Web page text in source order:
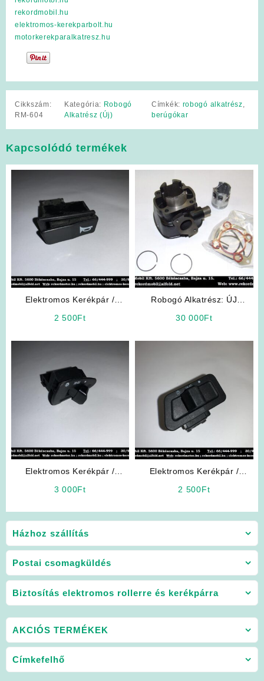
Házhoz szállítás
Postai csomagküldés
Biztosítás elektromos rollerre és kerékpárra
rekordmobil.hu
elektromos-kerekparbolt.hu
motorkerekparalkatresz.hu
Cikkszám:
RM-604
Kategória: Robogó
Alkatrész (Új)
Címkék: robogó alkatrész,
berúgókar
Kapcsolódó termékek
Elektromos Kerékpár /
2 500Ft
Robogó Alkatrész: ÚJ
30 000Ft
Elektromos Kerékpár /
3 000Ft
Elektromos Kerékpár /
2 500Ft
AKCIÓS TERMÉKEK
Címkefelhő